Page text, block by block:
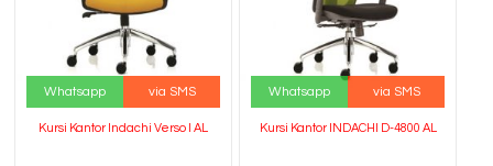
Whatsapp via SMS
Kursi Kantor Indachi Verso I AL
Whatsapp via SMS
Kursi Kantor INDACHI D-4800 AL